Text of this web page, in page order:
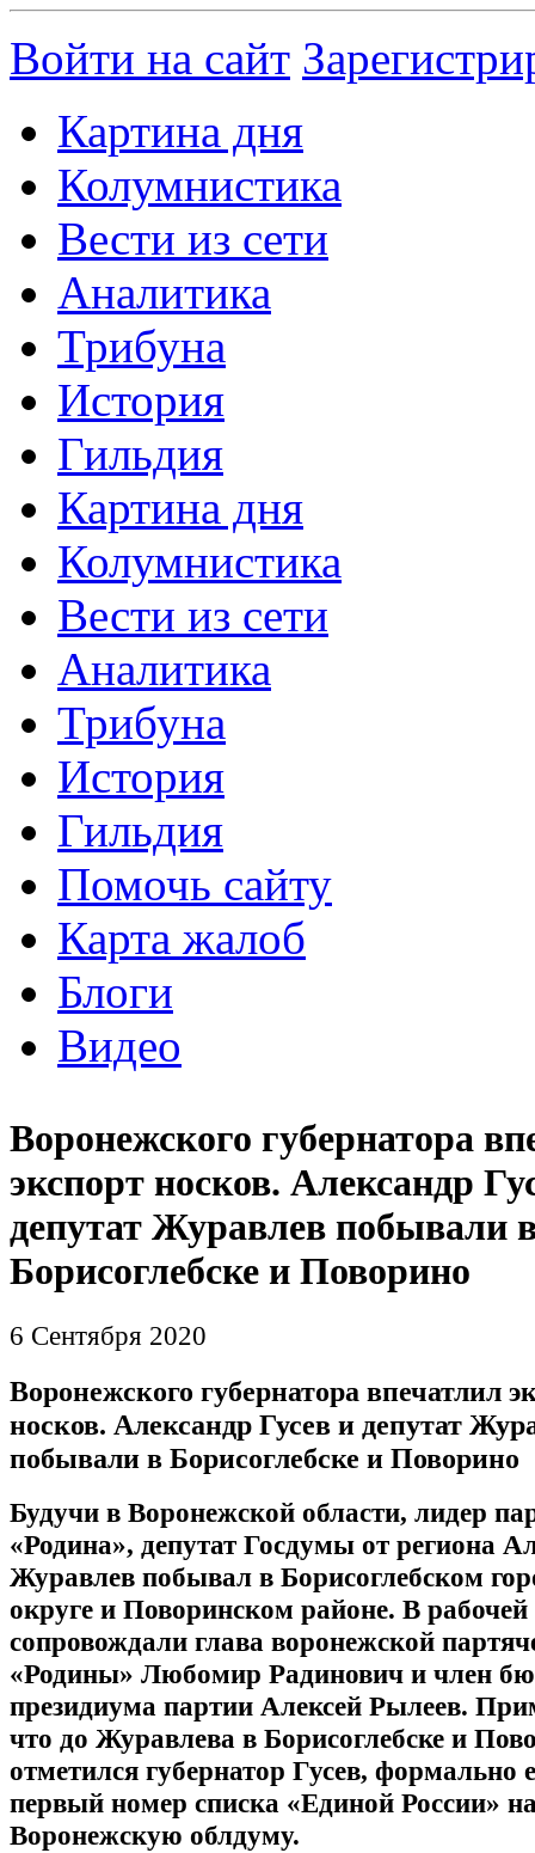
Войти на сайт
Картина дня
Колумнистика
Вести из сети
Аналитика
Трибуна
История
Гильдия
Картина дня
Колумнистика
Вести из сети
Аналитика
Трибуна
История
Гильдия
Помочь сайту
Карта жалоб
Блоги
Видео
Воронежского губернатора
экспорт носков. Александр
депутат Журавлев побывали
Борисоглебске и Поворино
6 Сентября 2020
Воронежского губернатора впечатлил
носков. Александр Гусев и депутат
побывали в Борисоглебске и Поворино
Будучи в Воронежской области, лидер
«Родина», депутат Госдумы от региона
Журавлев побывал в Борисоглебском
округе и Поворинском районе. В рабочей
сопровождали глава воронежской
«Родины» Любомир Радинович и член
президиума партии Алексей Рылеев.
что до Журавлева в Борисоглебске и
отметился губернатор Гусев, формально
первый номер списка «Единой России»
Воронежскую облдуму.